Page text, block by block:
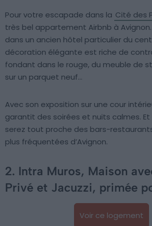
Pour votre escapade dans la Cité des
très bel appartement Airbnb à
dans un ancien hôtel particulier du
décoration élégante est riche de
fondant dans le rouge, du meuble de
sur un parquet neuf…
Avec son exposition sur une cour
garantit des soirées et nuits calmes.
serez tout proche des bars-
plus fréquentées d’Avignon.
2. Intra Muros, Maison
Privé et Jacuzzi, primée
Voir ce logement